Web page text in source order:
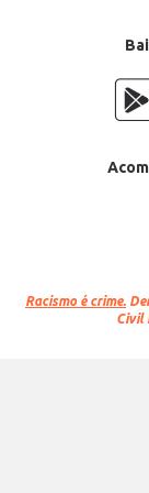
Racismo é crime.
Civil